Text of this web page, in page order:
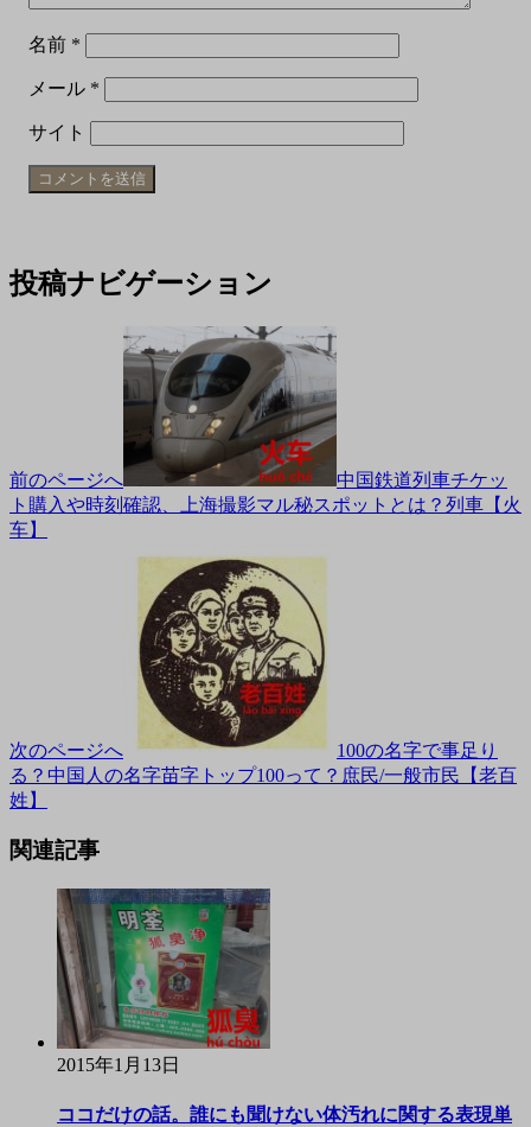
名前 *
メール *
サイト
投稿ナビゲーション
前のページへ
中国鉄道列車チケッ
ト購入や時刻確認、上海撮影マル秘スポットとは？列車【火
车】
次のページへ
100の名字で事足り
る？中国人の名字苗字トップ100って？庶民/一般市民【老百
姓】
関連記事
2015年1月13日
ココだけの話。誰にも聞けない体汚れに関する表現単